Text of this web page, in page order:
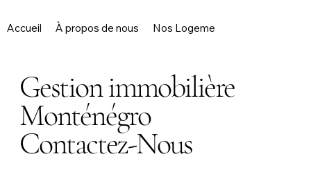
Accueil À propos de nous Nos Logements
Gestion immobilière
Monténégro
Contactez-Nous